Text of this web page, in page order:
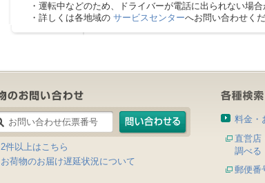
・運転中などのため、ドライバーが電話に出られない場合
・詳しくは各地域の サービスセンターへお問い合わせくだ
2件以上はこちら
お荷物のお届け遅延状況について
料金・
直営店
調べる
郵便番